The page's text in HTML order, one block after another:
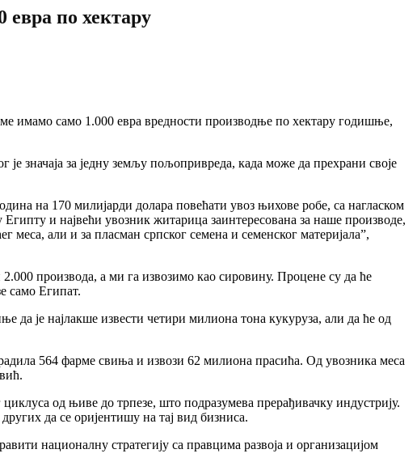
по хектару
имамо само 1.000 евра вредности производње по хектару годишње,
значаја за једну земљу пољопривреда, када може да прехрани своје
на 170 милијарди долара повећати увоз њихове робе, са нагласком
и највећи увозник житарица заинтересована за наше производе,
меса, али и за пласман српског семена и семенског материјала”,
производа, а ми га извозимо као сировину. Процене су да ће
само Египат.
је најлакше извести четири милиона тона кукуруза, али да ће од
564 фарме свиња и извози 62 милиона прасића. Од увозника меса
од њиве до трпезе, што подразумева прерађивачку индустрију.
да се оријентишу на тај вид бизниса.
националну стратегију са правцима развоја и организацијом